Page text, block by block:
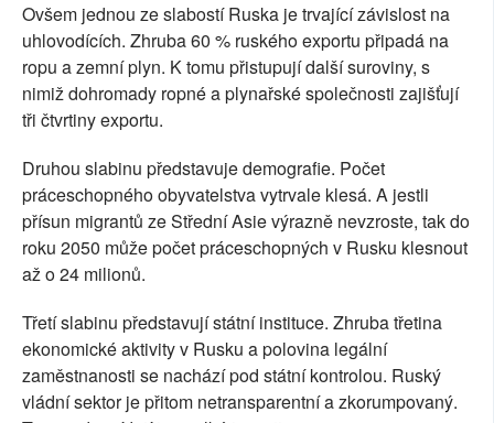
Ovšem jednou ze slabostí Ruska je trvající závislost na
uhlovodících. Zhruba 60 % ruského exportu připadá na
ropu a zemní plyn. K tomu přistupují další suroviny, s
nimiž dohromady ropné a plynařské společnosti zajišťují
tři čtvrtiny exportu.
Druhou slabinu představuje demografie. Počet
práceschopného obyvatelstva vytrvale klesá. A jestli
přísun migrantů ze Střední Asie výrazně nevzroste, tak do
roku 2050 může počet práceschopných v Rusku klesnout
až o 24 milionů.
Třetí slabinu představují státní instituce. Zhruba třetina
ekonomické aktivity v Rusku a polovina legální
zaměstnanosti se nachází pod státní kontrolou. Ruský
vládní sektor je přitom netransparentní a zkorumpovaný.